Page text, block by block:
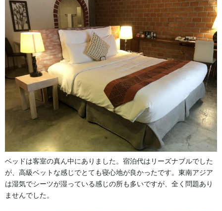
ベッドは客室の真ん中にありました。宿泊代はリーズナブルでした
が、高級ベットな感じでとても寝心地が良かったです。東南アジア
は湿気でシーツが湿っている感じの所も多いですが、全く問題あり
ませんでした。